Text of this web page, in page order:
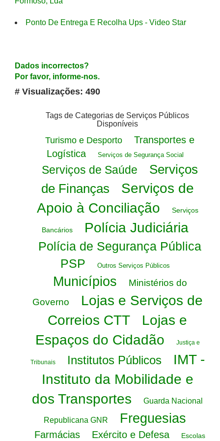
Ponto De Entrega E Recolha Ups - Video Star
Dados incorrectos?
Por favor, informe-nos.
# Visualizações: 490
Tags de Categorias de Serviços Públicos
Disponíveis
Turismo e Desporto
Transportes e
Logística
Serviços de Segurança Social
Serviços de Saúde
Serviços
de Finanças
Serviços de
Apoio à Conciliação
Serviços
Bancários Polícia Judiciária
Polícia de Segurança Pública
PSP
Outros Serviços Públicos
Municípios
Ministérios do
Governo
Lojas e Serviços de
Correios CTT
Lojas e
Espaços do Cidadão
Justiça e
Tribunais Institutos Públicos
IMT -
Instituto da Mobilidade e
dos Transportes
Guarda Nacional
Republicana GNR Freguesias
Farmácias Exército e Defesa Escolas